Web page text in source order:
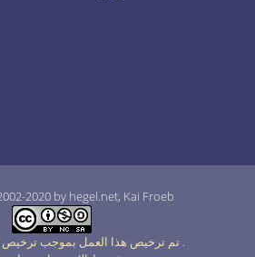
2020 by hegel.net, Kai Froeb
.